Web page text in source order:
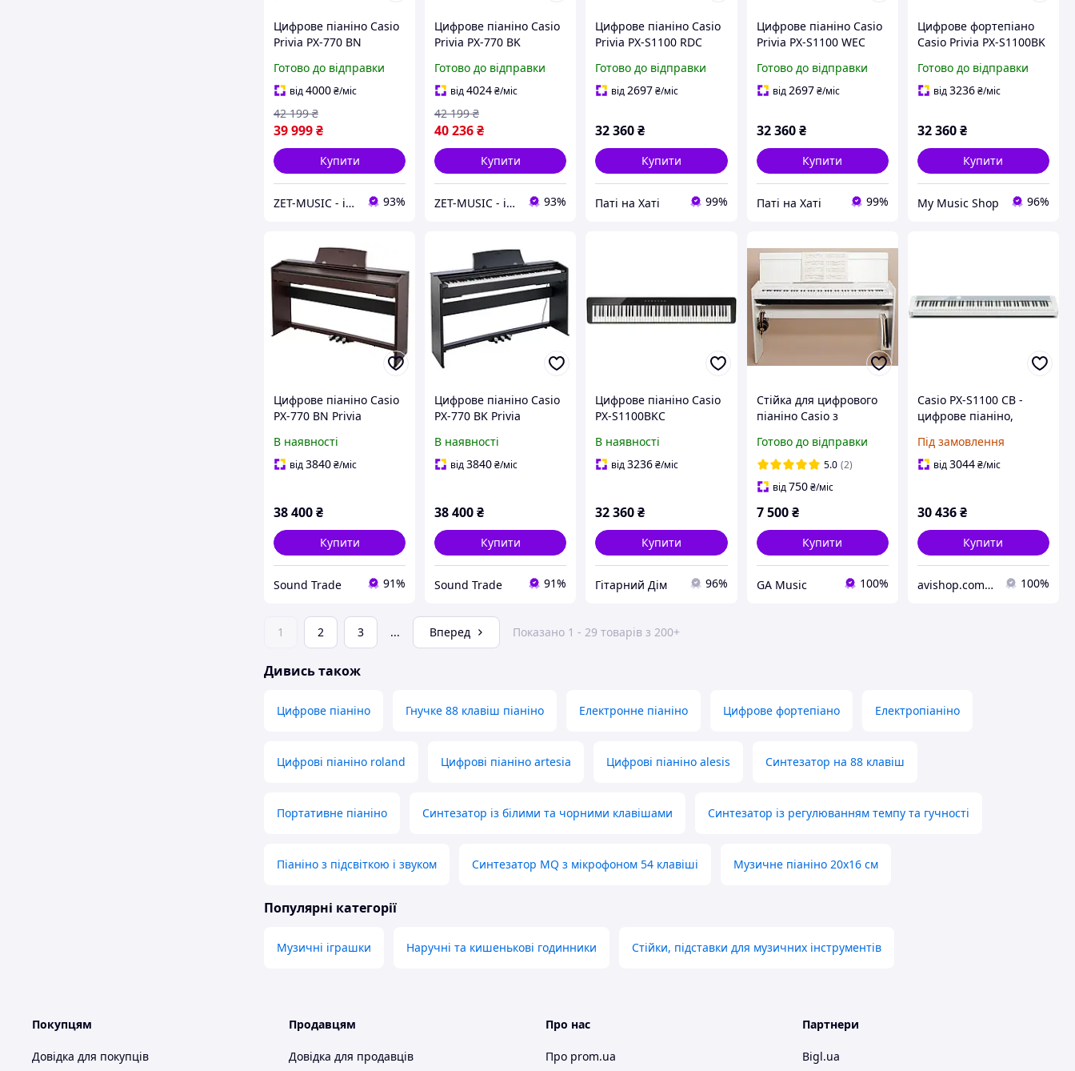
Цифрове піаніно Casio
Privia PX-770 BN
Готово до відправки
від4000₴/міс
39 999₴
42 199 ₴
Купити
ZET-MUSIC - інтернет-магазин музичних інструментів 93%
Цифрове піаніно Casio
Privia PX-770 BK
Готово до відправки
від4024₴/міс
40 236₴
42 199 ₴
Купити
ZET-MUSIC - інтернет-магазин музичних інструментів 93%
Цифрове піаніно Casio
Privia PX-S1100 RDC
Готово до відправки
від2697₴/міс
32 360₴
Купити
Паті на Хаті 99%
Цифрове піаніно Casio
Privia PX-S1100 WEC
Готово до відправки
від2697 ₴/міс
32 360 ₴
Купити
Паті на Хаті 99%
Цифрове фортепіано
Casio Privia PX-S1100BK
Готово до відправки
від3236₴/міс
32 360₴
Купити
My Music Shop 96%
Цифрове піаніно Casio
PX-770 BN Privia
В наявності
від3840₴/міс
38 400₴
Купити
Sound Trade 91%
Цифрове піаніно Casio
PX-770 BK Privia
В наявності
від3840₴/міс
38 400₴
Купити
Sound Trade 91%
Цифрове піаніно Casio
PX-S1100BKC
В наявності
від3236₴/міс
32 360₴
Купити
Гітарний Дім 96%
Стійка для цифрового
піаніно Casio з
для CDP і PX-серій
Готово до відправки
5.0 (2)
від750 ₴/міс
7 500 ₴
Купити
GA Music 100%
Casio PX-S1100 CB -
цифрове піаніно,
(спокійний синій)
Під замовлення
від3044₴/міс
30 436₴
Купити
avishop.com.ua 100%
1 2 3 ... Вперед Показано 1 - 29 товарів з 200+
Дивись також
Цифрове піаніно Гнучке 88 клавіш піаніно Електронне піаніно Цифрове фортепіано Електропіаніно
Цифрові піаніно roland Цифрові піаніно artesia Цифрові піаніно alesis Синтезатор на 88 клавіш
Портативне піаніно Синтезатор із білими та чорними клавішами Синтезатор із регулюванням темпу та гучності
Піаніно з підсвіткою і звуком Синтезатор MQ з мікрофоном 54 клавіші Музичне піаніно 20х16 см
Популярні категорії
Музичні іграшки Наручні та кишенькові годинники Стійки, підставки для музичних інструментів
Покупцям
Довідка для покупців
Продавцям
Довідка для продавців
Про нас
Про prom.ua
Партнери
Bigl.ua